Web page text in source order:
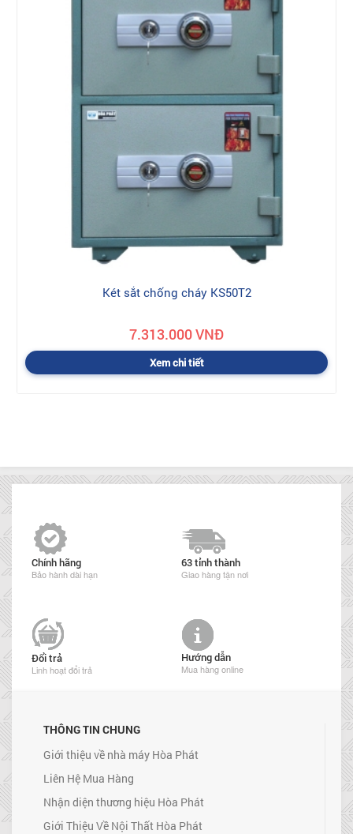
Két sắt chống cháy KS50T2
7.313.000 VNĐ
Xem chi tiết
Chính hãng
Bảo hành dài hạn
63 tỉnh thành
Giao hàng tận nơi
Đổi trả
Linh hoạt đổi trả
Hướng dẫn
Mua hàng online
THÔNG TIN CHUNG
Giới thiệu về nhà máy Hòa Phát
Liên Hệ Mua Hàng
Nhận diện thương hiệu Hòa Phát
Giới Thiệu Về Nội Thất Hòa Phát